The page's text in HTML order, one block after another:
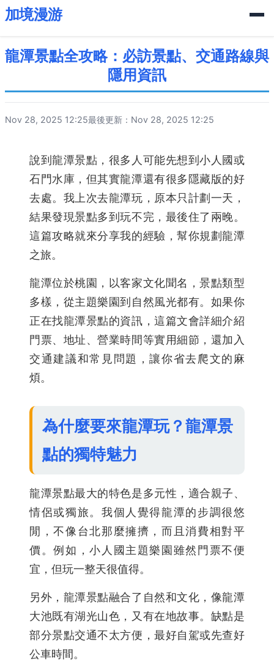
加境漫游
龍潭景點全攻略：必訪景點、交通路線與
隱用資訊
Nov 28, 2025 12:25最後更新：Nov 28, 2025 12:25
說到龍潭景點，很多人可能先想到小人國或
石門水庫，但其實龍潭還有很多隱藏版的好
去處。我上次去龍潭玩，原本只計劃一天，
結果發現景點多到玩不完，最後住了兩晚。
這篇攻略就來分享我的經驗，幫你規劃龍潭
之旅。
龍潭位於桃園，以客家文化聞名，景點類型
多樣，從主題樂園到自然風光都有。如果你
正在找龍潭景點的資訊，這篇文會詳細介紹
門票、地址、營業時間等實用細節，還加入
交通建議和常見問題，讓你省去爬文的麻
煩。
為什麼要來龍潭玩？龍潭景
點的獨特魅力
龍潭景點最大的特色是多元性，適合親子、
情侶或獨旅。我個人覺得龍潭的步調很悠
閒，不像台北那麼擁擠，而且消費相對平
價。例如，小人國主題樂園雖然門票不便
宜，但玩一整天很值得。
另外，龍潭景點融合了自然和文化，像龍潭
大池既有湖光山色，又有在地故事。缺點是
部分景點交通不太方便，最好自駕或先查好
公車時間。